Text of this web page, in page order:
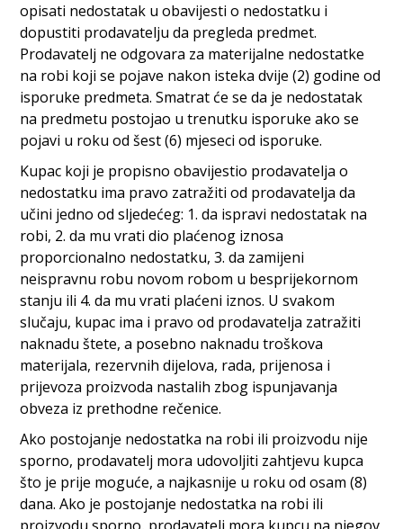
opisati nedostatak u obavijesti o nedostatku i
dopustiti prodavatelju da pregleda predmet.
Prodavatelj ne odgovara za materijalne nedostatke
na robi koji se pojave nakon isteka dvije (2) godine od
isporuke predmeta. Smatrat će se da je nedostatak
na predmetu postojao u trenutku isporuke ako se
pojavi u roku od šest (6) mjeseci od isporuke.
Kupac koji je propisno obavijestio prodavatelja o
nedostatku ima pravo zatražiti od prodavatelja da
učini jedno od sljedećeg: 1. da ispravi nedostatak na
robi, 2. da mu vrati dio plaćenog iznosa
proporcionalno nedostatku, 3. da zamijeni
neispravnu robu novom robom u besprijekornom
stanju ili 4. da mu vrati plaćeni iznos. U svakom
slučaju, kupac ima i pravo od prodavatelja zatražiti
naknadu štete, a posebno naknadu troškova
materijala, rezervnih dijelova, rada, prijenosa i
prijevoza proizvoda nastalih zbog ispunjavanja
obveza iz prethodne rečenice.
Ako postojanje nedostatka na robi ili proizvodu nije
sporno, prodavatelj mora udovoljiti zahtjevu kupca
što je prije moguće, a najkasnije u roku od osam (8)
dana. Ako je postojanje nedostatka na robi ili